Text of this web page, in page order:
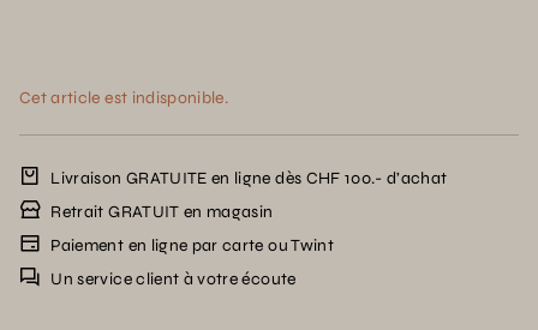
Cet article est indisponible.
Livraison GRATUITE en ligne dès CHF 100.- d’achat
Retrait GRATUIT en magasin
Paiement en ligne par carte ou Twint
Un service client à votre écoute